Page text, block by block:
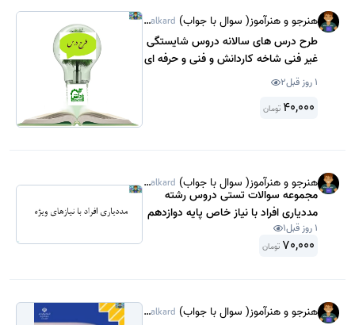
هنرجو و هنرآموز( سوال با جواب) @Sanjeshamalkard
طرح درس های سالانه دروس شایستگی
غیر فنی شاخه کاردانش و فنی و حرفه ای
متوسطه دوم درس مدیریت تولید پایه1 روز قبل 2
40,000 تومان
هنرجو و هنرآموز( سوال با جواب) @Sanjeshamalkard
مجموعه سوالات تستی دروس رشته
مددیاری افراد با نیاز خاص پایه دوازدهم
سال 1399 با جواب .1 روز قبل 1
70,000 تومان
هنرجو و هنرآموز( سوال با جواب) @Sanjeshamalkard